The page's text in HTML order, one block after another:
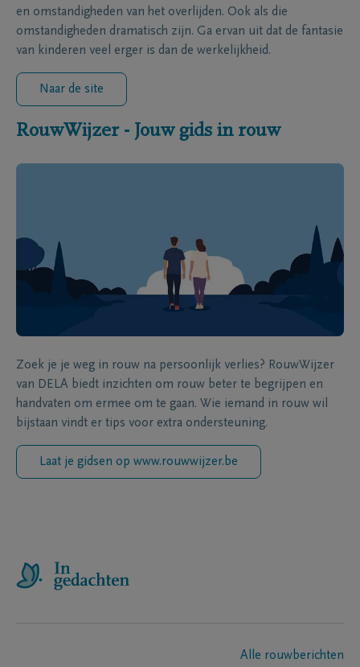
en omstandigheden van het overlijden. Ook als die
omstandigheden dramatisch zijn. Ga ervan uit dat de fantasie
van kinderen veel erger is dan de werkelijkheid.
Naar de site
RouwWijzer - Jouw gids in rouw
Zoek je je weg in rouw na persoonlijk verlies? RouwWijzer
van DELA biedt inzichten om rouw beter te begrijpen en
handvaten om ermee om te gaan. Wie iemand in rouw wil
bijstaan vindt er tips voor extra ondersteuning.
Laat je gidsen op www.rouwwijzer.be
Alle rouwberichten